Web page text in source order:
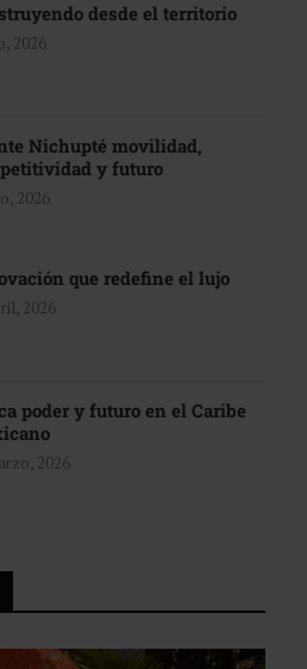
desde el territorio
2026
Nichupté movilidad,
y futuro
2026
que redefine el lujo
2026
poder y futuro en el Caribe
2026